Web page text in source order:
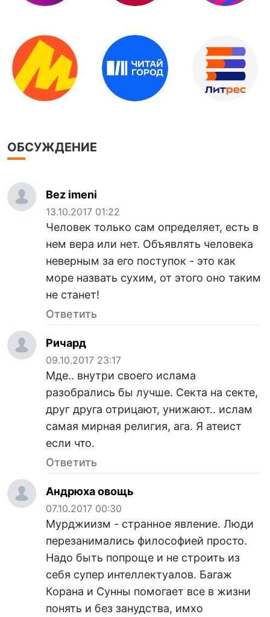
ОБСУЖДЕНИЕ
Bez imeni
13.10.2017 01:22
Человек только сам определяет, есть в
нем вера или нет. Объявлять человека
неверным за его поступок - это как
море назвать сухим, от этого оно таким
не станет!
Ответить
Ричард
09.10.2017 23:17
Мде.. внутри своего ислама
разобрались бы лучше. Секта на секте,
друг друга отрицают, унижают.. ислам
самая мирная религия, ага. Я атеист
если что.
Ответить
Андрюха овощь
07.10.2017 00:30
Мурджиизм - странное явление. Люди
перезанимались философией просто.
Надо быть попроще и не строить из
себя супер интеллектуалов. Багаж
Корана и Сунны помогает все в жизни
понять и без занудства, имхо